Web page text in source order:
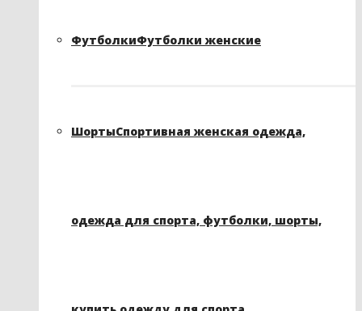
ФутболкиФутболки женские
ШортыСпортивная женская одежда,
одежда для спорта, футболки, шорты,